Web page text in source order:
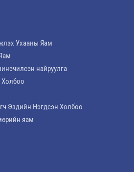
Ухааны Яам
найруулга
Эздийн Нэгдсэн Холбоо
яам